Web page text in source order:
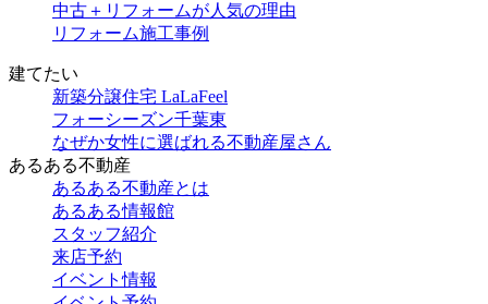
中古＋リフォームが人気の理由
リフォーム施工事例
建てたい
新築分譲住宅 LaLaFeel
フォーシーズン千葉東
なぜか女性に選ばれる不動産屋さん
あるある不動産
あるある不動産とは
あるある情報館
スタッフ紹介
来店予約
イベント情報